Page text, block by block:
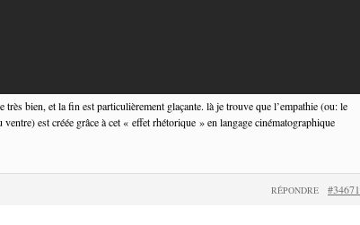
très bien, et la fin est particulièrement glaçante. là je trouve que l’empathie (ou: le
est créée grâce à cet « effet rhétorique » en langage cinématographique
#34671
RÉPONDRE